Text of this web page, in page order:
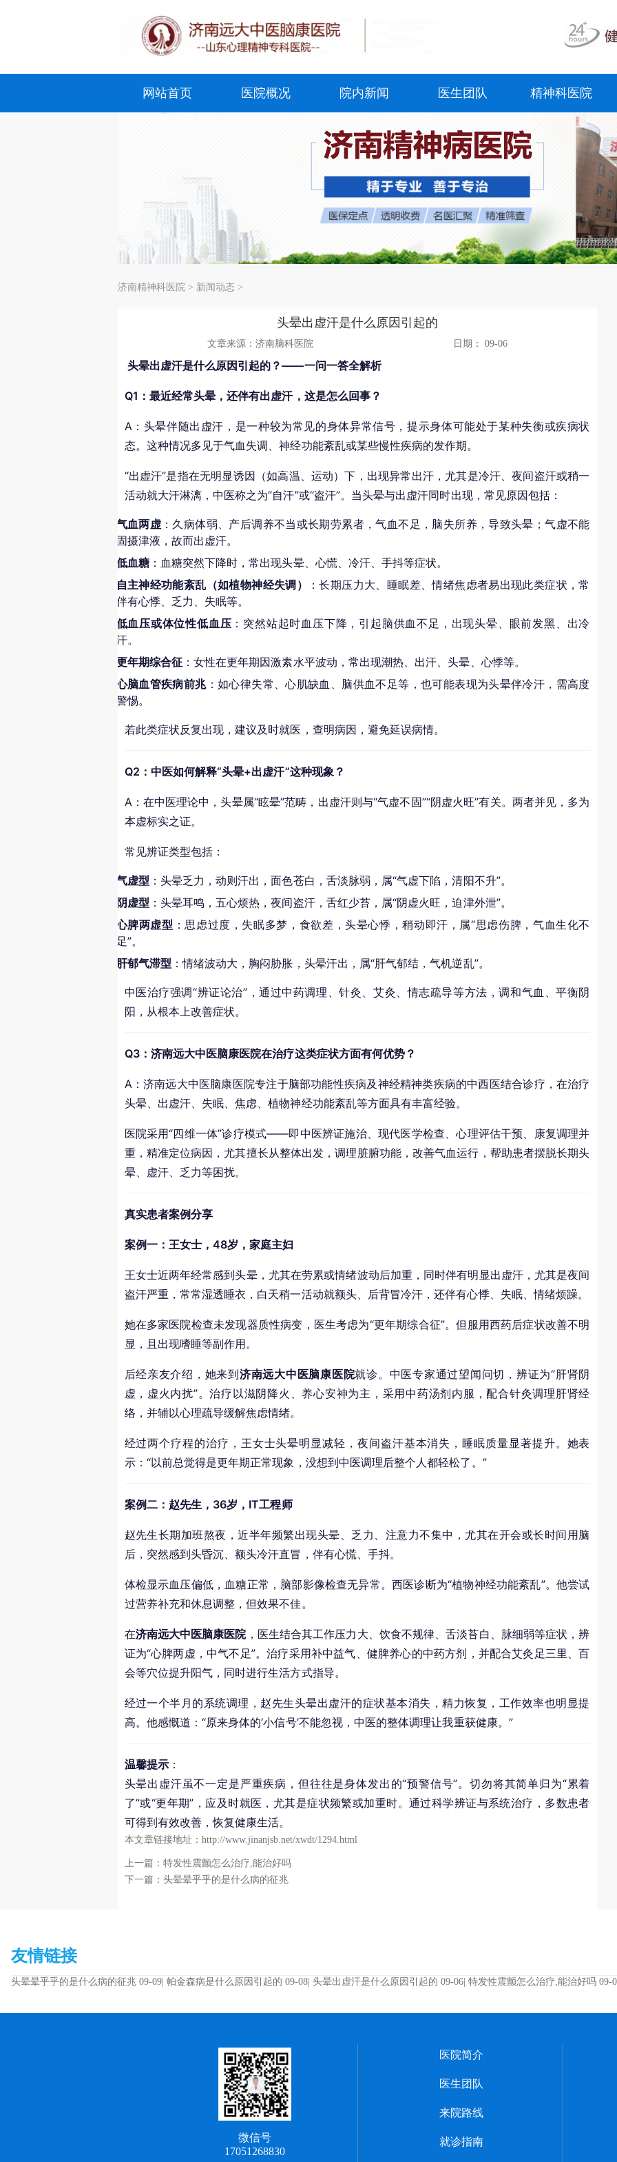
网站首页 医院概况 院内新闻 医生团队 精神科医院
济南精神科医院 > 新闻动态>
头晕出虚汗是什么原因引起的
文章来源： 济南脑科医院 日期： 09-06
头晕出虚汗是什么原因引起的？——一问一答全解析
Q1：最近经常头晕，还伴有出虚汗，这是怎么回事？
A：头晕伴随出虚汗，是一种较为常见的身体异常信号，提示身体可能处于某种失衡或疾病状
态。这种情况多见于气血失调、神经功能紊乱或某些慢性疾病的发作期。
“出虚汗”是指在无明显诱因（如高温、运动）下，出现异常出汗，尤其是冷汗、夜间盗汗或稍一
活动就大汗淋漓，中医称之为“自汗”或“盗汗”。当头晕与出虚汗同时出现，常见原因包括：
气血两虚 ：久病体弱、产后调养不当或长期劳累者，气血不足，脑失所养，导致头晕；气虚不能
固摄津液，故而出虚汗。
低血糖：血糖突然下降时，常出现头晕、心慌、冷汗、手抖等症状。
自主神经功能紊乱（如植物神经失调）
：长期压力大、睡眠差、情绪焦虑者易出现此类症状，常
伴有心悸、乏力、失眠等。
低血压或体位性低血压 ：突然站起时血压下降，引起脑供血不足，出现头晕、眼前发黑、出冷
汗。
更年期综合征：女性在更年期因激素水平波动，常出现潮热、出汗、头晕、心悸等。
心脑血管疾病前兆：如心律失常、心肌缺血、脑供血不足等，也可能表现为头晕伴冷汗，需高度
警惕。
若此类症状反复出现，建议及时就医，查明病因，避免延误病情。
Q2：中医如何解释“头晕+出虚汗”这种现象？
A：在中医理论中，头晕属“眩晕”范畴，出虚汗则与“气虚不固”“阴虚火旺”有关。两者并见，多为
本虚标实之证。
常见辨证类型包括：
气虚型 ：头晕乏力，动则汗出，面色苍白，舌淡脉弱，属“气虚下陷，清阳不升”。
阴虚型 ：头晕耳鸣，五心烦热，夜间盗汗，舌红少苔，属“阴虚火旺，迫津外泄”。
心脾两虚型 ：思虑过度，失眠多梦，食欲差，头晕心悸，稍动即汗，属“思虑伤脾，气血生化不
足”。
肝郁气滞型 ：情绪波动大，胸闷胁胀，头晕汗出，属“肝气郁结，气机逆乱”。
中医治疗强调“辨证论治”，通过中药调理、针灸、艾灸、情志疏导等方法，调和气血、平衡阴
阳，从根本上改善症状。
Q3：济南远大中医脑康医院在治疗这类症状方面有何优势？
A：济南远大中医脑康医院专注于脑部功能性疾病及神经精神类疾病的中西医结合诊疗，在治疗
头晕、出虚汗、失眠、焦虑、植物神经功能紊乱等方面具有丰富经验。
医院采用“四维一体”诊疗模式——即中医辨证施治、现代医学检查、心理评估干预、康复调理并
重，精准定位病因，尤其擅长从整体出发，调理脏腑功能，改善气血运行，帮助患者摆脱长期头
晕、虚汗、乏力等困扰。
真实患者案例分享
案例一：王女士，48岁，家庭主妇
王女士近两年经常感到头晕，尤其在劳累或情绪波动后加重，同时伴有明显出虚汗，尤其是夜间
盗汗严重，常常湿透睡衣，白天稍一活动就额头、后背冒冷汗，还伴有心悸、失眠、情绪烦躁。
她在多家医院检查未发现器质性病变，医生考虑为“更年期综合征”。但服用西药后症状改善不明
显，且出现嗜睡等副作用。
后经亲友介绍，她来到济南远大中医脑康医院就诊。中医专家通过望闻问切，辨证为“肝肾阴
虚，虚火内扰”。治疗以滋阴降火、养心安神为主，采用中药汤剂内服，配合针灸调理肝肾经
络，并辅以心理疏导缓解焦虑情绪。
经过两个疗程的治疗，王女士头晕明显减轻，夜间盗汗基本消失，睡眠质量显著提升。她表
示：“以前总觉得是更年期正常现象，没想到中医调理后整个人都轻松了。”
案例二：赵先生，36岁，IT工程师
赵先生长期加班熬夜，近半年频繁出现头晕、乏力、注意力不集中，尤其在开会或长时间用脑
后，突然感到头昏沉、额头冷汗直冒，伴有心慌、手抖。
体检显示血压偏低，血糖正常，脑部影像检查无异常。西医诊断为“植物神经功能紊乱”。他尝试
过营养补充和休息调整，但效果不佳。
在济南远大中医脑康医院，医生结合其工作压力大、饮食不规律、舌淡苔白、脉细弱等症状，辨
证为“心脾两虚，中气不足”。治疗采用补中益气、健脾养心的中药方剂，并配合艾灸足三里、百
会等穴位提升阳气，同时进行生活方式指导。
经过一个半月的系统调理，赵先生头晕出虚汗的症状基本消失，精力恢复，工作效率也明显提
高。他感慨道：“原来身体的‘小信号’不能忽视，中医的整体调理让我重获健康。”
温馨提示：
头晕出虚汗虽不一定是严重疾病，但往往是身体发出的“预警信号”。切勿将其简单归为“累着
了”或“更年期”，应及时就医，尤其是症状频繁或加重时。通过科学辨证与系统治疗，多数患者
可得到有效改善，恢复健康生活。
本文章链接地址： http://www.jinanjsb.net/xwdt/1294.html
上一篇： 特发性震颤怎么治疗,能治好吗
下一篇： 头晕晕乎乎的是什么病的征兆
简介：郭树杰(主治医师)从事精神心理疾病临
简介：毕业
友情链接
头晕晕乎乎的是什么病的征兆 09-09| 帕金森病是什么原因引起的 09-08| 头晕出虚汗是什么原因引起的 09-06| 特发性震颤怎么治疗,能治好吗 09-
微信号
17051268830
医院简介
医生团队
来院路线
就诊指南